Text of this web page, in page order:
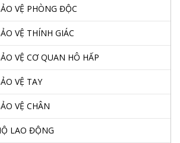
VỆ PHÒNG ĐỘC
VỆ THÍNH GIÁC
VỆ CƠ QUAN HÔ HẤP
VỆ TAY
VỆ CHÂN
LAO ĐỘNG